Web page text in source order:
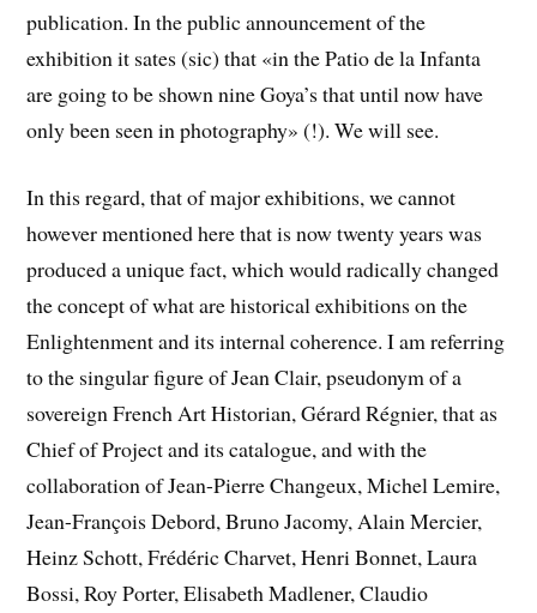
publication. In the public announcement of the
exhibition it sates (sic) that «in the Patio de la Infanta
are going to be shown nine Goya’s that until now have
only been seen in photography» (!). We will see.
In this regard, that of major exhibitions, we cannot
however mentioned here that is now twenty years was
produced a unique fact, which would radically changed
the concept of what are historical exhibitions on the
Enlightenment and its internal coherence. I am referring
to the singular figure of Jean Clair, pseudonym of a
sovereign French Art Historian, Gérard Régnier, that as
Chief of Project and its catalogue, and with the
collaboration of Jean-Pierre Changeux, Michel Lemire,
Jean-François Debord, Bruno Jacomy, Alain Mercier,
Heinz Schott, Frédéric Charvet, Henri Bonnet, Laura
Bossi, Roy Porter, Elisabeth Madlener, Claudio